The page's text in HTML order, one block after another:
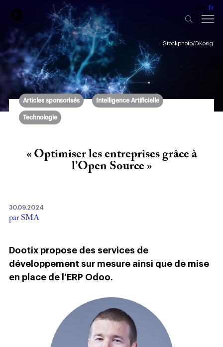
de fr
iStockphoto/DKosig
Articles sponsorisés Intelligence Artificielle
Technologie
« Optimiser les entreprises grâce à
l’Open Source »
30.09.2024
par SMA
Dootix propose des services de
développement sur mesure ainsi que de mise
en place de l’ERP Odoo.